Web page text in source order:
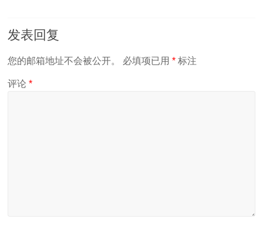
发表回复
您的邮箱地址不会被公开。 必填项已用* 标注
评论*